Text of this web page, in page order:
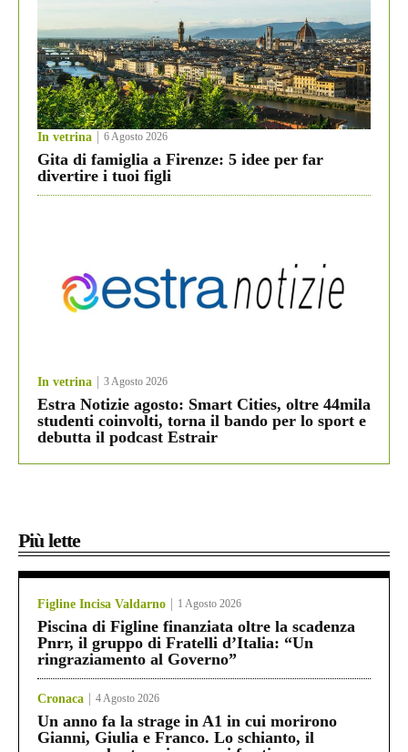
In vetrina 6 Agosto 2026
Gita di famiglia a Firenze: 5 idee per far
divertire i tuoi figli
In vetrina 3 Agosto 2026
Estra Notizie agosto: Smart Cities, oltre 44mila
studenti coinvolti, torna il bando per lo sport e
debutta il podcast Estrair
Più lette
Figline Incisa Valdarno 1 Agosto 2026
Piscina di Figline finanziata oltre la scadenza
Pnrr, il gruppo di Fratelli d’Italia: “Un
ringraziamento al Governo”
Cronaca 4 Agosto 2026
Un anno fa la strage in A1 in cui morirono
Gianni, Giulia e Franco. Lo schianto, il